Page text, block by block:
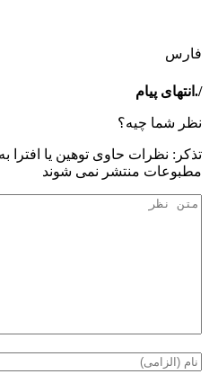
فارس
/.انتهای پیام
نظر شما چیه؟
تذكر: نظرات حاوی توهين يا افترا
مطبوعات منتشر نمی شوند